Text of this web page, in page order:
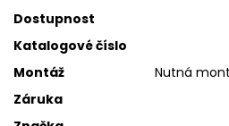
Dostupnost
Katalogové číslo
Montáž
Nutná
Záruka